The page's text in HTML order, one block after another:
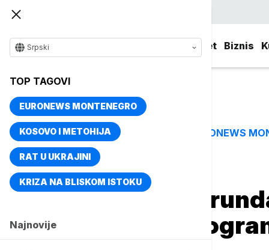
Svet Biznis
Srpski
TOP TAGOVI
EURONEWS MONTENEGRO
KOSOVO I METOHIJA
RAT U UKRAJINI
KRIZA NA BLISKOM ISTOKU
Najnovije
TOP TAGOVI EURONEWS
Naslovna Svet
Odložena nova
nuklearnom